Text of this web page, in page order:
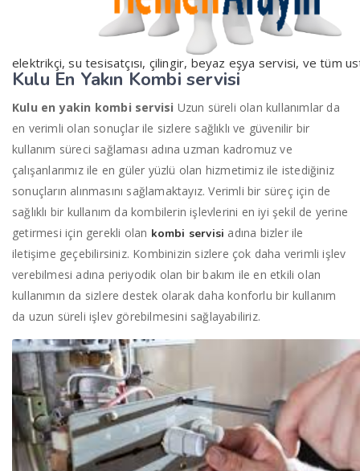
elektrikçi, su tesisatçısı, çilingir, beyaz eşya servisi, ve tüm
Kulu En YakınKombi servisi
Kulu en yakin kombi servisi Uzun süreli olan kullanımlar da
en verimli olan sonuçlar ile sizlere sağlıklı ve güvenilir bir
kullanım süreci sağlaması adına uzman kadromuz ve
çalışanlarımız ile en güler yüzlü olan hizmetimiz ile istediğiniz
sonuçların alınmasını sağlamaktayız. Verimli bir süreç için de
sağlıklı bir kullanım da kombilerin işlevlerini en iyi şekil de yerine
getirmesi için gerekli olan kombi servisi adına bizler ile
iletişime geçebilirsiniz. Kombinizin sizlere çok daha verimli işlev
verebilmesi adına periyodik olan bir bakım ile en etkili olan
kullanımın da sizlere destek olarak daha konforlu bir kullanım
da uzun süreli işlev görebilmesini sağlayabiliriz.